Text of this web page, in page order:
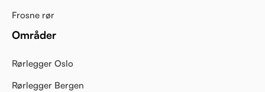
Frosne rør
Områder
Rørlegger Oslo
Rørlegger Bergen